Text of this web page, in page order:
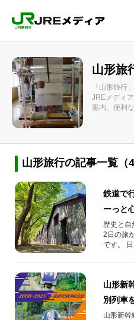
山形旅
「山形旅行
JREメディ
案内、便利
山形旅行の記事一覧（4
鉄道で
ーっと
知らな
歴史と自
2日の旅
です。 日
山形新
別列車
山形新